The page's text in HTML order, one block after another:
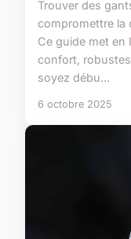
Trouver des
compromettre la
Ce guide met en
confort,
soyez débu...
6 octobre 2025